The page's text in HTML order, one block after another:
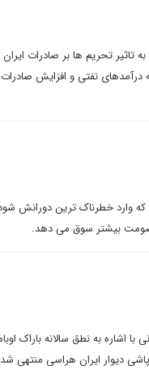
تاثیر تحریم ها بر صادرات ایران
درآمدهای نفتی و افزایش صادرات
که وارد خطرناک ترین دورانش
خصومت بیشتر سوق می دهد.
اشاره به نطق سالانه باراک
دیوار ایران هراسی منتهی